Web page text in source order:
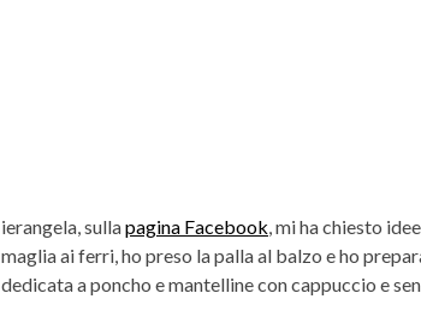
ierangela, sullapagina Facebook, mi ha chiesto
maglia ai ferri, ho preso la palla al balzo e ho
dedicata a poncho e mantelline con cappuccio e